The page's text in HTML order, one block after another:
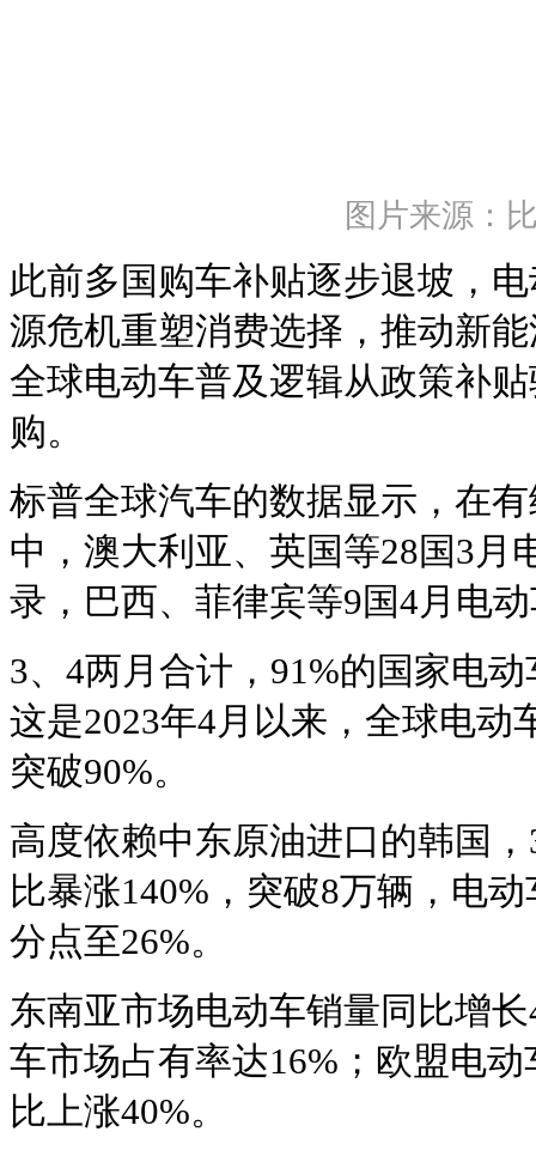
图片来源：
此前多国购车补贴逐步退坡，
源危机重塑消费选择，推动新
全球电动车普及逻辑从政策补
购。
标普全球汽车的数据显示，在
中，澳大利亚、英国等28国3月
录，巴西、菲律宾等9国4月电
3、4两月合计，91%的国家电
这是2023年4月以来，全球电动
突破90%。
高度依赖中东原油进口的韩国
比暴涨140%，突破8万辆，电
分点至26%。
东南亚市场电动车销量同比增
车市场占有率达16%；欧盟电
比上涨40%。